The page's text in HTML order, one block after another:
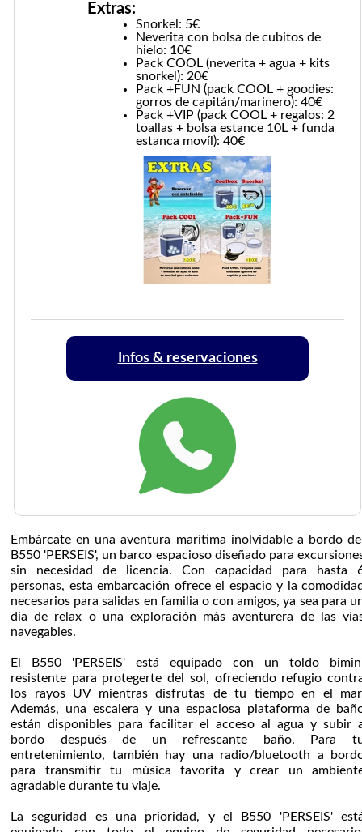
Extras:
Snorkel: 5€
Neverita con bolsa de cubitos de
hielo: 10€
Pack COOL (neverita + agua + kits
snorkel): 20€
Pack +FUN (pack COOL + goodies:
gorros de capitán/marinero): 40€
Pack +VIP (pack COOL + regalos: 2
toallas + bolsa estance 10L + funda
estanca movíl): 40€
Infos & reservaciones
Embárcate en una aventura marítima inolvidable a bordo
B550 'PERSEIS', un barco espacioso diseñado para
sin necesidad de licencia. Con capacidad para hasta
personas, esta embarcación ofrece el espacio y la
necesarios para salidas en familia o con amigos, ya sea para
día de relax o una exploración más aventurera de las
navegables.
El B550 'PERSEIS' está equipado con un toldo
resistente para protegerte del sol, ofreciendo refugio
los rayos UV mientras disfrutas de tu tiempo en el
Además, una escalera y una espaciosa plataforma de
están disponibles para facilitar el acceso al agua y subir
bordo después de un refrescante baño. Para
entretenimiento, también hay una radio/bluetooth a
para transmitir tu música favorita y crear un
agradable durante tu viaje.
La seguridad es una prioridad, y el B550 'PERSEIS'